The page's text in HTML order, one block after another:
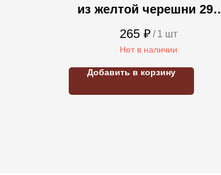
из желтой черешни 290
265 ₽ / 1 шт
Нет в наличии
Добавить в корзину